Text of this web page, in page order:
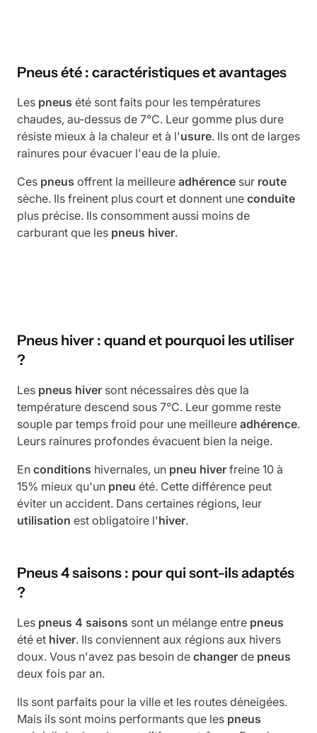
Pneus été : caractéristiques et avantages
Les pneus été sont faits pour les températures
chaudes, au-dessus de 7°C. Leur gomme plus dure
résiste mieux à la chaleur et à l'usure. Ils ont de larges
rainures pour évacuer l'eau de la pluie.
Ces pneus offrent la meilleure adhérence sur route
sèche. Ils freinent plus court et donnent une conduite
plus précise. Ils consomment aussi moins de
carburant que les pneus hiver.
Pneus hiver : quand et pourquoi les utiliser
?
Les pneus hiver sont nécessaires dès que la
température descend sous 7°C. Leur gomme reste
souple par temps froid pour une meilleure adhérence.
Leurs rainures profondes évacuent bien la neige.
En conditions hivernales, un pneu hiver freine 10 à
15% mieux qu'un pneu été. Cette différence peut
éviter un accident. Dans certaines régions, leur
utilisation est obligatoire l'hiver.
Pneus 4 saisons : pour qui sont-ils adaptés
?
Les pneus 4 saisons sont un mélange entre pneus
été et hiver. Ils conviennent aux régions aux hivers
doux. Vous n'avez pas besoin de changer de pneus
deux fois par an.
Ils sont parfaits pour la ville et les routes déneigées.
Mais ils sont moins performants que les pneus